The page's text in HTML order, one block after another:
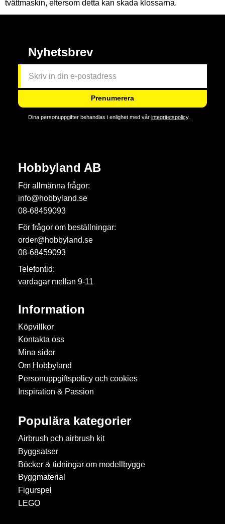
tvättmaskin, eftersom detta kan skada klossarna.
Nyhetsbrev
Prenumerera
Dina personuppgifter behandlas i enlighet med vår integritetspolicy.
Hobbyland AB
För allmänna frågor:
info@hobbyland.se
08-68459093
För frågor om beställningar:
order@hobbyland.se
08-68459093
Telefontid:
vardagar mellan 9-11
Information
Köpvillkor
Kontakta oss
Mina sidor
Om Hobbyland
Personuppgiftspolicy och cookies
Inspiration & Passion
Populära kategorier
Airbrush och airbrush kit
Byggsatser
Böcker & tidningar om modellbygge
Byggmaterial
Figurspel
LEGO